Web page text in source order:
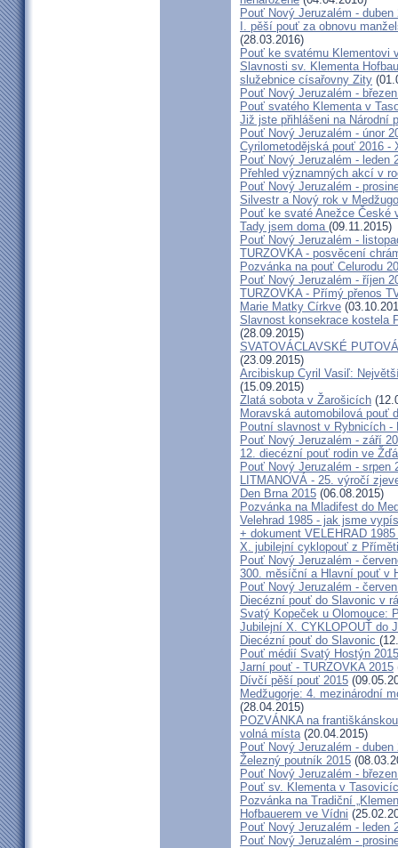
Pouť Nový Jeruzalém - duben
I. pěší pouť za obnovu
(28.03.2016)
Pouť ke svatému Klementovi
Slavnosti sv. Klementa
služebnice císařovny Zity
Pouť Nový Jeruzalém -
Pouť svatého Klementa v
Již jste přihlášeni na Národní
Pouť Nový Jeruzalém - únor
Cyrilometodějská pouť 2016 -
Pouť Nový Jeruzalém - leden
Přehled významných akcí v
Pouť Nový Jeruzalém -
Silvestr a Nový rok v
Pouť ke svaté Anežce České
Tady jsem doma (09.11.2015)
Pouť Nový Jeruzalém -
TURZOVKA - posvěcení
Pozvánka na pouť Celurodu
Pouť Nový Jeruzalém - říjen
TURZOVKA - Přímý přenos
Marie Matky Církve
Slavnost konsekrace kostela
(28.09.2015)
SVATOVÁCLAVSKÉ
(23.09.2015)
Arcibiskup Cyril Vasiľ:
(15.09.2015)
Zlatá sobota v Žarošicích
Moravská automobilová pouť
Poutní slavnost v Rybnicích -
Pouť Nový Jeruzalém - září
12. diecézní pouť rodin ve
Pouť Nový Jeruzalém - srpen
LITMANOVÁ - 25. výročí
Den Brna 2015 (06.08.2015)
Pozvánka na Mladifest do
Velehrad 1985 - jak jsme
+ dokument VELEHRAD
X. jubilejní cyklopouť z
Pouť Nový Jeruzalém -
300. měsíční a Hlavní pouť v
Pouť Nový Jeruzalém -
Diecézní pouť do Slavonic v
Svatý Kopeček u Olomouce:
Jubilejní X. CYKLOPOUŤ do
Diecézní pouť do Slavonic
Pouť médií Svatý Hostýn 2015
Jarní pouť - TURZOVKA 2015
Dívčí pěší pouť 2015
Medžugorje: 4. mezinárodní
(28.04.2015)
POZVÁNKA na
volná místa(20.04.2015)
Pouť Nový Jeruzalém - duben
Železný poutník 2015
Pouť Nový Jeruzalém -
Pouť sv. Klementa v
Pozvánka na Tradiční
Hofbauerem ve Vídni
Pouť Nový Jeruzalém - leden
Pouť Nový Jeruzalém -